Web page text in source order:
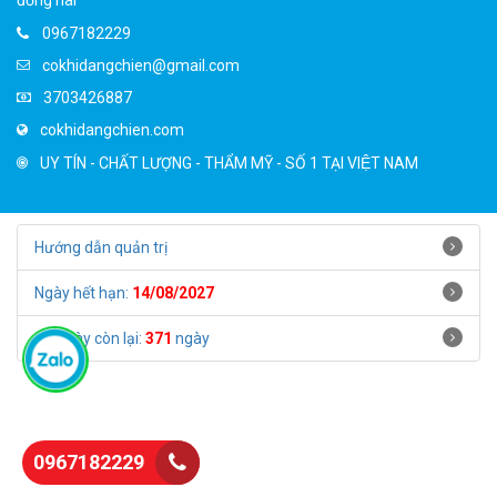
0967182229
cokhidangchien@gmail.com
3703426887
cokhidangchien.com
UY TÍN - CHẤT LƯỢNG - THẨM MỸ - SỐ 1 TẠI VIỆT NAM
Hướng dẫn quản trị
Ngày hết hạn: 14/08/2027
Số ngày còn lại: 371 ngày
0967182229